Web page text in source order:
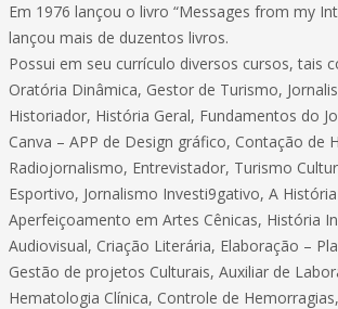
Em 1976 lançou o livro “Messages from my
lançou mais de duzentos livros.
Possui em seu currículo diversos cursos, tais
Oratória Dinâmica, Gestor de Turismo,
Historiador, História Geral, Fundamentos do
Canva – APP de Design gráfico, Contação de
Radiojornalismo, Entrevistador, Turismo
Esportivo, Jornalismo Investi9gativo, A
Aperfeiçoamento em Artes Cênicas, História
Audiovisual, Criação Literária, Elaboração –
Gestão de projetos Culturais, Auxiliar de
Hematologia Clínica, Controle de